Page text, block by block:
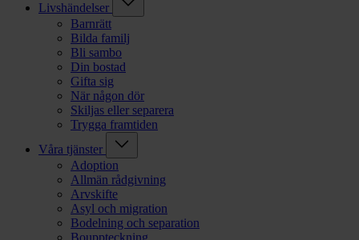
Livshändelser
Barnrätt
Bilda familj
Bli sambo
Din bostad
Gifta sig
När någon dör
Skiljas eller separera
Trygga framtiden
Våra tjänster
Adoption
Allmän rådgivning
Arvskifte
Asyl och migration
Bodelning och separation
Bouppteckning